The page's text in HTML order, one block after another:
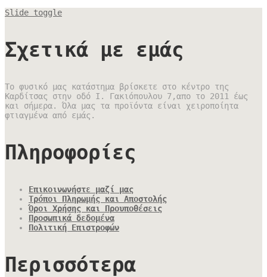
Slide toggle
Σχετικά με εμάς
Το φυσικό μας κατάστημα βρίσκετε στο κέντρο της
Καρδίτσας στην οδό Ι. Γακιόπουλου 7,απο το 2011 έως
και σήμερα. Όλα μας τα προϊόντα είναι χειροποίητα
φτιαγμένα από εμάς.
Πληροφορίες
Επικοινωνήστε μαζί μας
Τρόποι Πληρωμής και Αποστολής
Όροι Χρήσης και Προυποθέσεις
Προσωπικά δεδομένα
Πολιτική Επιστροφών
Περισσότερα